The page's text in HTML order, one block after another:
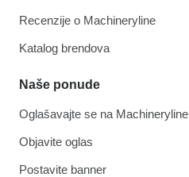
Recenzije o Machineryline
Katalog brendova
Naše ponude
Oglašavajte se na Machineryline
Objavite oglas
Postavite banner